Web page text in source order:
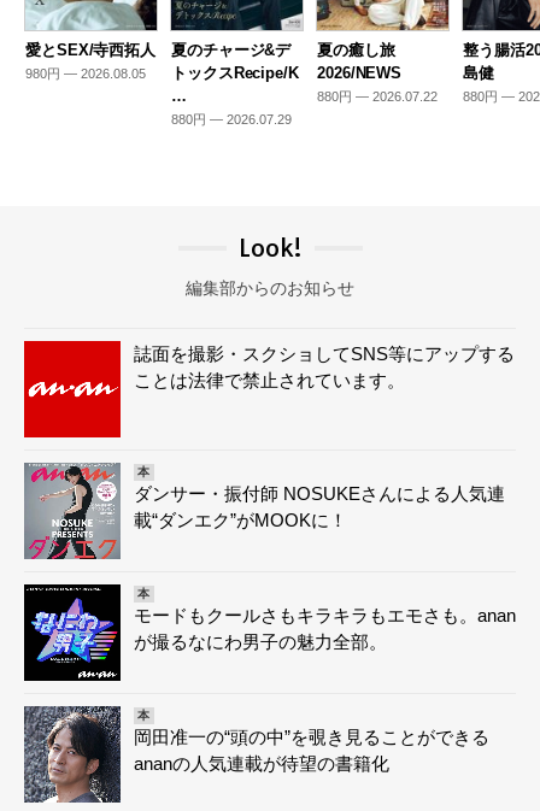
愛とSEX/寺西拓人
980円 — 2026.08.05
夏のチャージ&デ
トックスRecipe/K
…
880円 — 2026.07.29
夏の癒し旅
2026/NEWS
880円 — 2026.07.22
整う腸活
島健
880円 —
Look!
編集部からのお知らせ
誌面を撮影・スクショしてSNS等にアップする
ことは法律で禁止されています。
本
ダンサー・振付師 NOSUKEさんによる人気連
載“ダンエク”がMOOKに！
本
モードもクールさもキラキラもエモさも。anan
が撮るなにわ男子の魅力全部。
本
岡田准一の“頭の中”を覗き見ることができる
ananの人気連載が待望の書籍化